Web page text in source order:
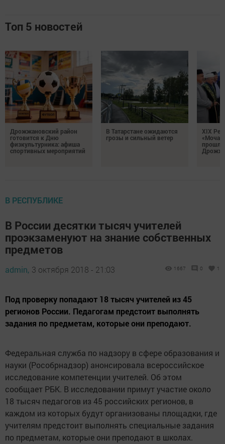
Топ 5 новостей
Дрожжановский район
готовится к Дню
физкультурника: афиша
спортивных мероприятий
В Татарстане ожидаются
грозы и сильный ветер
XIX
В РЕСПУБЛИКЕ
В России десятки тысяч учителей
проэкзаменуют на знание собственных
предметов
admin, 3 октября 2018 - 21:03 1667 0 1
Под проверку попадают 18 тысяч учителей из 45
регионов России. Педагогам предстоит выполнять
задания по предметам, которые они преподают.
Федеральная служба по надзору в сфере образования и
науки (Рособрнадзор) анонсировала всероссийское
исследование компетенции учителей. Об этом
сообщает РБК. В исследовании примут участие около
18 тысяч педагогов из 45 российских регионов, в
каждом из которых будут организованы площадки, где
учителям предстоит выполнять специальные задания
по предметам, которые они преподают в школах.